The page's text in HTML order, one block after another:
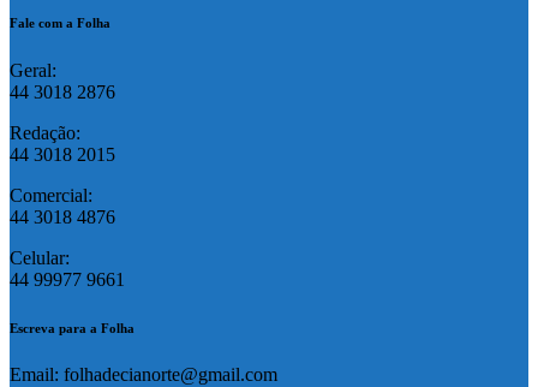
Fale com a Folha
Geral:
44 3018 2876
Redação:
44 3018 2015
Comercial:
44 3018 4876
Celular:
44 99977 9661
Escreva para a Folha
Email: folhadecianorte@gmail.com